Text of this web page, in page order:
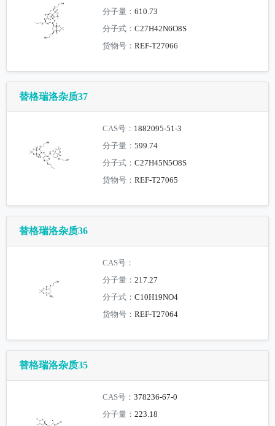
分子量：610.73
分子式：C27H42N6O8S
货物号：REF-T27066
替格瑞洛杂质37
CAS号： 1882095-51-3
分子量：599.74
分子式：C27H45N5O8S
货物号：REF-T27065
替格瑞洛杂质36
CAS号：
分子量：217.27
分子式：C10H19NO4
货物号：REF-T27064
替格瑞洛杂质35
CAS号：378236-67-0
分子量：223.18